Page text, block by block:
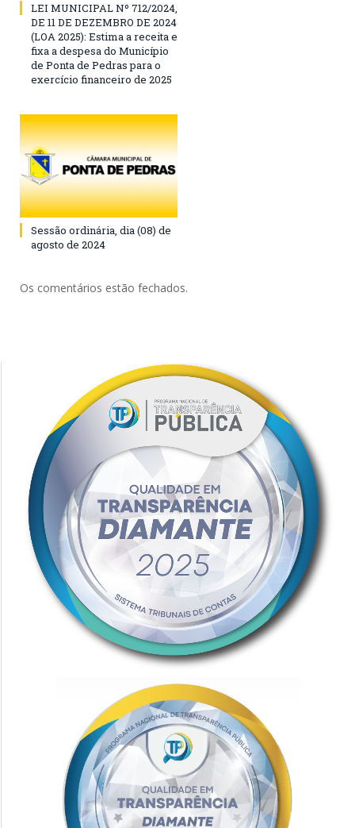
LEI MUNICIPAL Nº 712/2024,
DE 11 DE DEZEMBRO DE 2024
(LOA 2025): Estima a receita e
fixa a despesa do Município
de Ponta de Pedras para o
exercício financeiro de 2025
Sessão ordinária, dia (08) de
agosto de 2024
Os comentários estão fechados.